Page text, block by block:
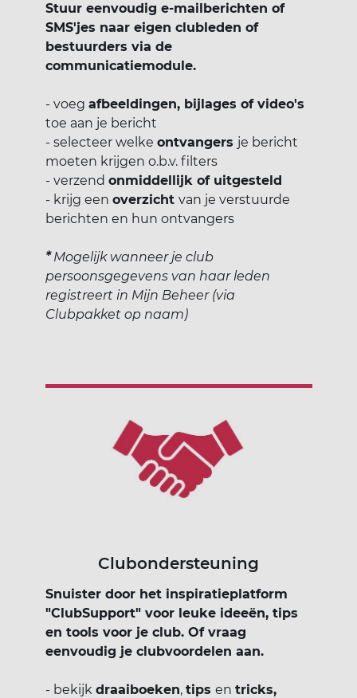
Stuur eenvoudig e-mailberichten of
SMS'jes naar eigen clubleden of
bestuurders via de
communicatiemodule.
- voeg afbeeldingen, bijlages of video's
toe aan je bericht
- selecteer welke ontvangers je bericht
moeten krijgen o.b.v. filters
- verzend onmiddellijk of uitgesteld
- krijg een overzicht van je verstuurde
berichten en hun ontvangers
*Mogelijk wanneer je club
persoonsgegevens van haar leden
registreert in Mijn Beheer (via
Clubpakket op naam)
Clubondersteuning
Snuister door het inspiratieplatform
"ClubSupport" voor leuke ideeën, tips
en tools voor je club. Of vraag
eenvoudig je clubvoordelen aan.
- bekijk draaiboeken, tips en tricks,